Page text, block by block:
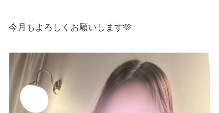
今月もよろしくお願いします🫶